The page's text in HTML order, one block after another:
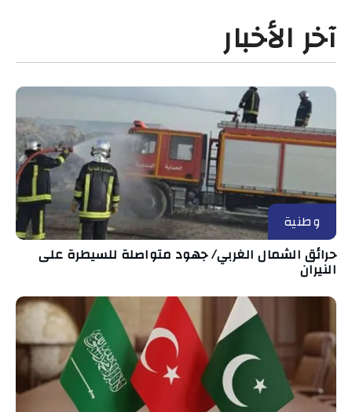
آخر الأخبار
وطنية
حرائق الشمال الغربي/ جهود متواصلة للسيطرة على
النيران